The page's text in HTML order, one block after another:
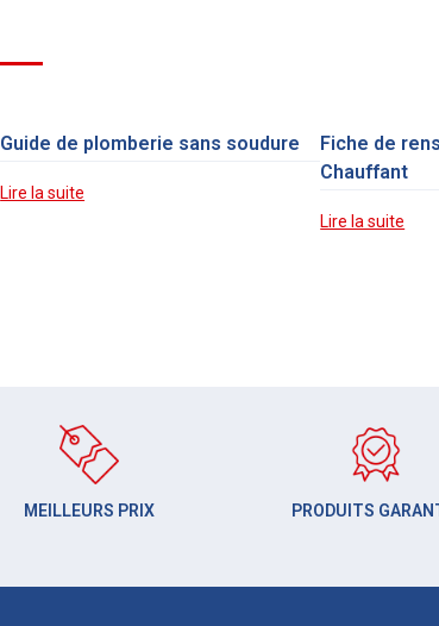
Guide de plomberie sans soudure
Lire la suite
Fiche de
Chauffant
Lire la suite
MEILLEURS PRIX PRODUITS